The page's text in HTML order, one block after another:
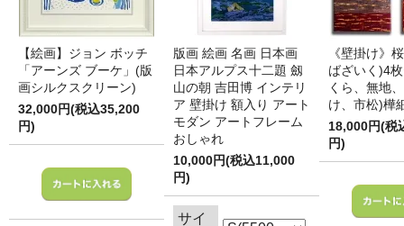
【絵画】ジョン ボッチ
「アーンズ ブーケ」(版
画シルクスクリーン)
32,000円(税込35,200
円)
版画 絵画 名画 日本画
日本アルプス十二題 劔
山の朝 吉田博 インテリ
ア 壁掛け 額入り アート
モダン アートフレーム
おしゃれ
10,000円(税込11,000
円)
サイ
《壁掛け》
ばざいく)4
くら、無地
け、市松)樺
18,000円(税
円)